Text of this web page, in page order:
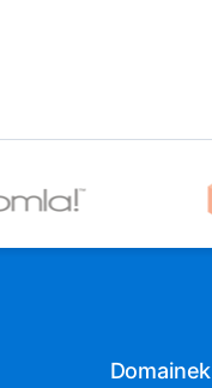
Domainek